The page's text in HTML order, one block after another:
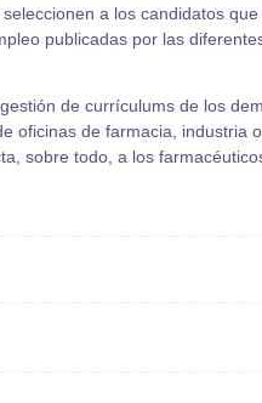
a los candidatos
publicadas por las
de currículums de los
oficinas de farmacia, industria
sobre todo, a los